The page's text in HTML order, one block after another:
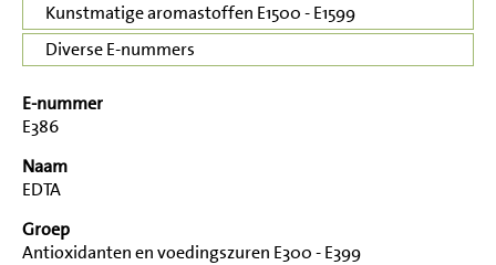
Kunstmatige aromastoffen E1500 - E1599
Diverse E-nummers
E-nummer
E386
Naam
EDTA
Groep
Antioxidanten en voedingszuren E300 - E399